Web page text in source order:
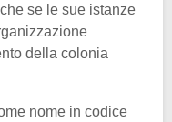
se le sue istanze
della colonia
nome in codice